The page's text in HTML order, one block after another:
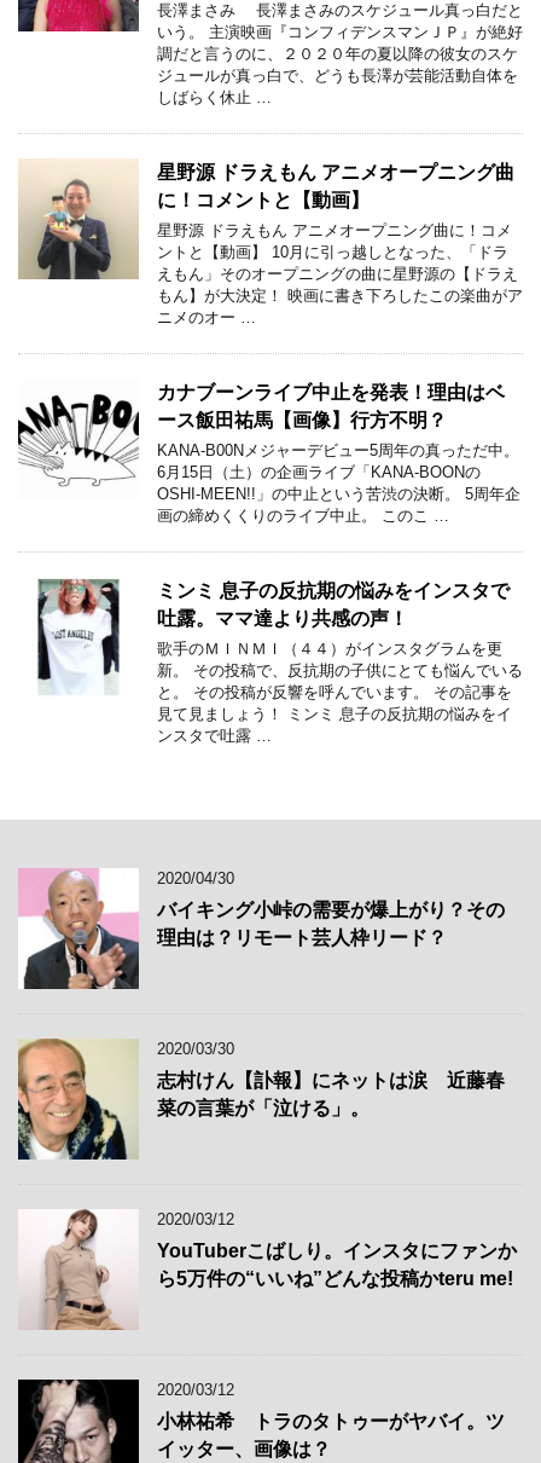
長澤まさみ 長澤まさみのスケジュール真っ白だと
いう。 主演映画『コンフィデンスマンＪＰ』が絶好
調だと言うのに、２０２０年の夏以降の彼女のスケ
ジュールが真っ白で、どうも長澤が芸能活動自体を
しばらく休止 …
星野源 ドラえもん アニメオープニング曲
に！コメントと【動画】
星野源 ドラえもん アニメオープニング曲に！コメ
ントと【動画】 10月に引っ越しとなった、「ドラ
えもん」そのオープニングの曲に星野源の【ドラえ
もん】が大決定！ 映画に書き下ろしたこの楽曲がア
ニメのオー …
カナブーンライブ中止を発表！理由はベ
ース飯田祐馬【画像】行方不明？
KANA-B00Nメジャーデビュー5周年の真っただ中。
6月15日（土）の企画ライブ「KANA-BOONの
OSHI-MEEN!!」の中止という苦渋の決断。 5周年企
画の締めくくりのライブ中止。 このこ …
ミンミ 息子の反抗期の悩みをインスタで
吐露。ママ達より共感の声！
歌手のＭＩＮＭＩ（４４）がインスタグラムを更
新。 その投稿で、反抗期の子供にとても悩んでいる
と。 その投稿が反響を呼んでいます。 その記事を
見て見ましょう！ ミンミ 息子の反抗期の悩みをイ
ンスタで吐露 …
2020/04/30
バイキング小峠の需要が爆上がり？その
理由は？リモート芸人枠リード？
2020/03/30
志村けん【訃報】にネットは涙 近藤春
菜の言葉が「泣ける」。
2020/03/12
YouTuberこばしり。インスタにファンか
ら5万件の“いいね”どんな投稿かteru me!
2020/03/12
小林祐希 トラのタトゥーがヤバイ。ツ
イッター、画像は？